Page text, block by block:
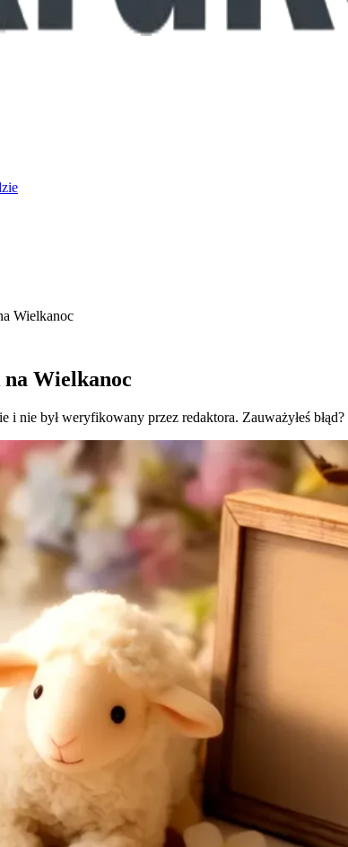
Wielkanoc
Wielkanoc
i nie był weryfikowany przez redaktora. Zauważyłeś błąd?